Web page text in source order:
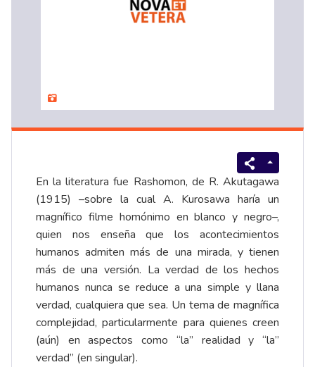
En la literatura fue Rashomon, de R. Akutagawa
(1915) –sobre la cual A. Kurosawa haría un
magnífico filme homónimo en blanco y negro–,
quien nos enseña que los acontecimientos
humanos admiten más de una mirada, y tienen
más de una versión. La verdad de los hechos
humanos nunca se reduce a una simple y llana
verdad, cualquiera que sea. Un tema de magnífica
complejidad, particularmente para quienes creen
(aún) en aspectos como “la” realidad y “la”
verdad” (en singular).